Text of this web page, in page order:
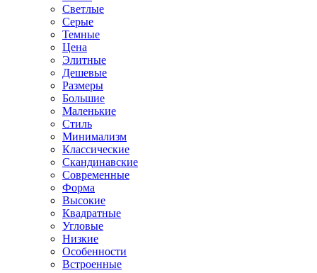
Светлые
Серые
Темные
Цена
Элитные
Дешевые
Размеры
Большие
Маленькие
Стиль
Минимализм
Классические
Скандинавские
Современные
Форма
Высокие
Квадратные
Угловые
Низкие
Особенности
Встроенные